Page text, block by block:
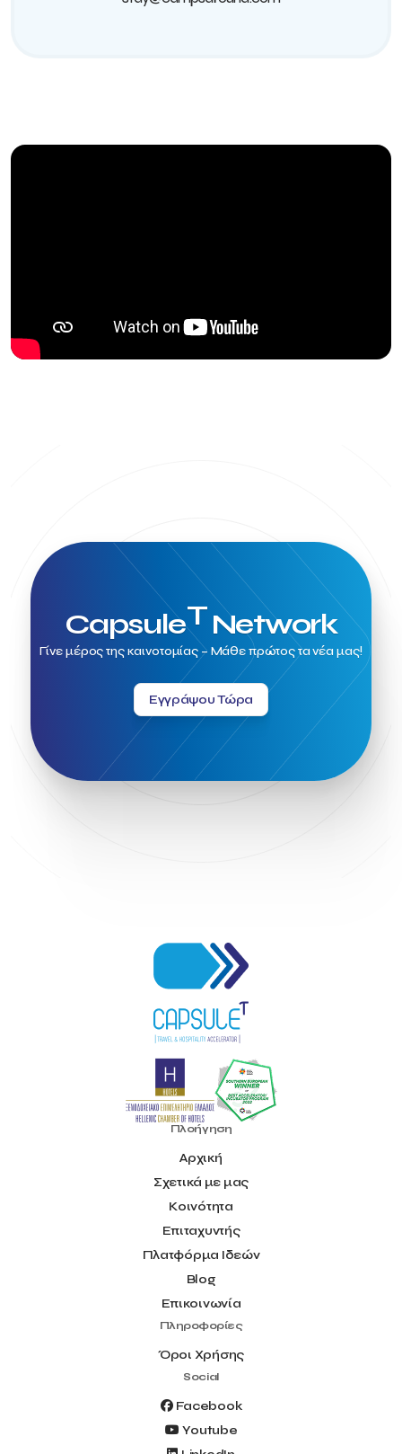
CapsuleTNetwork
Γίνε μέρος της καινοτομίας – Μάθε πρώτος τα νέα μας!
Εγγράψου Τώρα
Πλοήγηση
Αρχική
Σχετικά με μας
Κοινότητα
Επιταχυντής
Πλατφόρμα Ιδεών
Blog
Επικοινωνία
Πληροφορίες
Όροι Χρήσης
Social
Facebook
Youtube